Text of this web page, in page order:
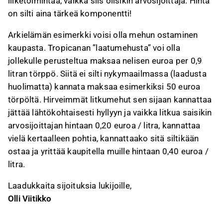
on silti aina tärkeä komponentti!
Arkielämän esimerkki voisi olla mehun ostaminen
kaupasta. Tropicanan ”laatumehusta” voi olla
jollekulle perusteltua maksaa nelisen euroa per 0,9
litran törppö. Siitä ei silti nykymaailmassa (laadusta
huolimatta) kannata maksaa esimerkiksi 50 euroa
törpöltä. Hirveimmät litkumehut sen sijaan kannattaa
jättää lähtökohtaisesti hyllyyn ja vaikka litkua saisikin
arvosijoittajan hintaan 0,20 euroa / litra, kannattaa
vielä kertaalleen pohtia, kannattaako sitä siltikään
ostaa ja yrittää kaupitella muille hintaan 0,40 euroa /
litra.
Laadukkaita sijoituksia lukijoille,
Olli Viitikko